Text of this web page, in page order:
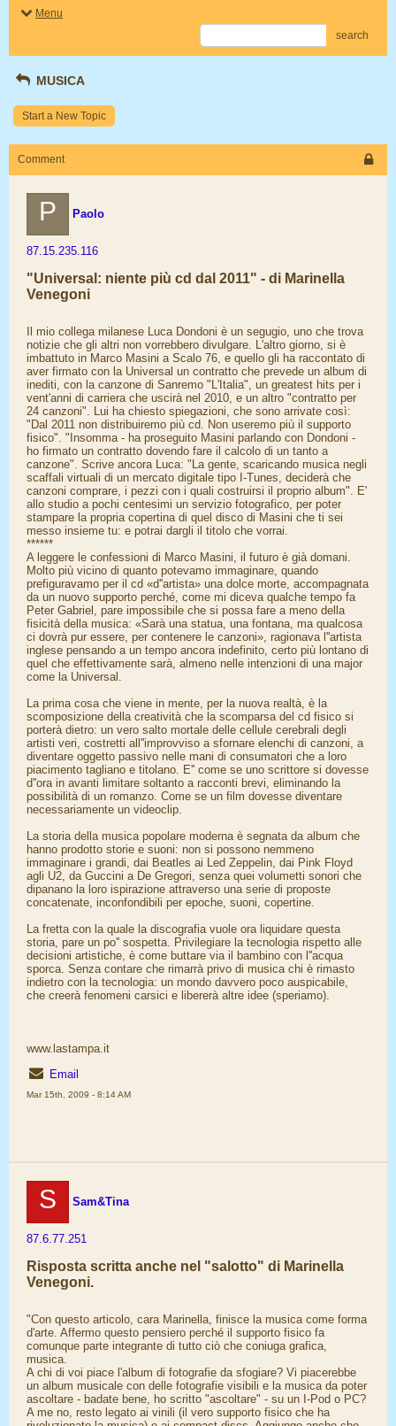
Menu
search
MUSICA
Start a New Topic
Comment
P Paolo
87.15.235.116
"Universal: niente più cd dal 2011" - di Marinella
Venegoni
Il mio collega milanese Luca Dondoni è un segugio, uno che trova
notizie che gli altri non vorrebbero divulgare. L'altro giorno, si è
imbattuto in Marco Masini a Scalo 76, e quello gli ha raccontato di
aver firmato con la Universal un contratto che prevede un album di
inediti, con la canzone di Sanremo "L'Italia", un greatest hits per i
vent'anni di carriera che uscirà nel 2010, e un altro "contratto per
24 canzoni". Lui ha chiesto spiegazioni, che sono arrivate così:
"Dal 2011 non distribuiremo più cd. Non useremo più il supporto
fisico". "Insomma - ha proseguito Masini parlando con Dondoni -
ho firmato un contratto dovendo fare il calcolo di un tanto a
canzone". Scrive ancora Luca: "La gente, scaricando musica negli
scaffali virtuali di un mercato digitale tipo I-Tunes, deciderà che
canzoni comprare, i pezzi con i quali costruirsi il proprio album". E'
allo studio a pochi centesimi un servizio fotografico, per poter
stampare la propria copertina di quel disco di Masini che ti sei
messo insieme tu: e potrai dargli il titolo che vorrai.
******
A leggere le confessioni di Marco Masini, il futuro è già domani.
Molto più vicino di quanto potevamo immaginare, quando
prefiguravamo per il cd «d''artista» una dolce morte, accompagnata
da un nuovo supporto perché, come mi diceva qualche tempo fa
Peter Gabriel, pare impossibile che si possa fare a meno della
fisicità della musica: «Sarà una statua, una fontana, ma qualcosa
ci dovrà pur essere, per contenere le canzoni», ragionava l''artista
inglese pensando a un tempo ancora indefinito, certo più lontano di
quel che effettivamente sarà, almeno nelle intenzioni di una major
come la Universal.
La prima cosa che viene in mente, per la nuova realtà, è la
scomposizione della creatività che la scomparsa del cd fisico si
porterà dietro: un vero salto mortale delle cellule cerebrali degli
artisti veri, costretti all''improvviso a sfornare elenchi di canzoni, a
diventare oggetto passivo nelle mani di consumatori che a loro
piacimento tagliano e titolano. E'' come se uno scrittore si dovesse
d''ora in avanti limitare soltanto a racconti brevi, eliminando la
possibilità di un romanzo. Come se un film dovesse diventare
necessariamente un videoclip.
La storia della musica popolare moderna è segnata da album che
hanno prodotto storie e suoni: non si possono nemmeno
immaginare i grandi, dai Beatles ai Led Zeppelin, dai Pink Floyd
agli U2, da Guccini a De Gregori, senza quei volumetti sonori che
dipanano la loro ispirazione attraverso una serie di proposte
concatenate, inconfondibili per epoche, suoni, copertine.
La fretta con la quale la discografia vuole ora liquidare questa
storia, pare un po'' sospetta. Privilegiare la tecnologia rispetto alle
decisioni artistiche, è come buttare via il bambino con l''acqua
sporca. Senza contare che rimarrà privo di musica chi è rimasto
indietro con la tecnologia: un mondo davvero poco auspicabile,
che creerà fenomeni carsici e libererà altre idee (speriamo).
www.lastampa.it
Email
Mar 15th, 2009 - 8:14 AM
S Sam&Tina
87.6.77.251
Risposta scritta anche nel "salotto" di Marinella
Venegoni.
"Con questo articolo, cara Marinella, finisce la musica come forma
d'arte. Affermo questo pensiero perché il supporto fisico fa
comunque parte integrante di tutto ciò che coniuga grafica,
musica.
A chi di voi piace l'album di fotografie da sfogiare? Vi piacerebbe
un album musicale con delle fotografie visibili e la musica da poter
ascoltare - badate bene, ho scritto "ascoltare" - su un I-Pod o PC?
A me no, resto legato ai vinili (il vero supporto fisico che ha